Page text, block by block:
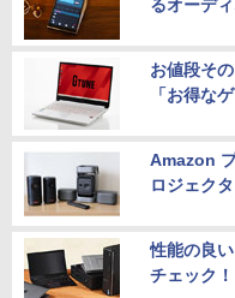
るオーデ
お値段そ
「お得な
Amazon
ロジェク
性能の良
チェック！